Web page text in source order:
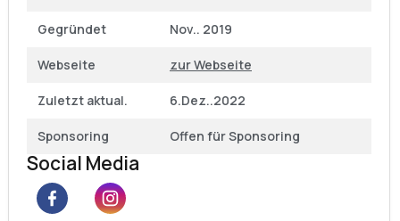
Gegründet Nov.. 2019
Webseite zur Webseite
Zuletzt aktual. 6.Dez..2022
Sponsoring Offen für Sponsoring
Social Media